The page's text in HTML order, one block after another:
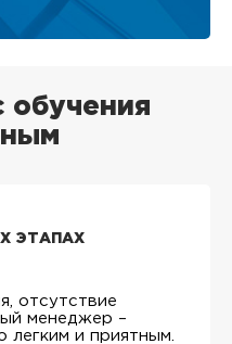
обучения
ЭТАПАХ
отсутствие
менеджер –
легким и приятным.